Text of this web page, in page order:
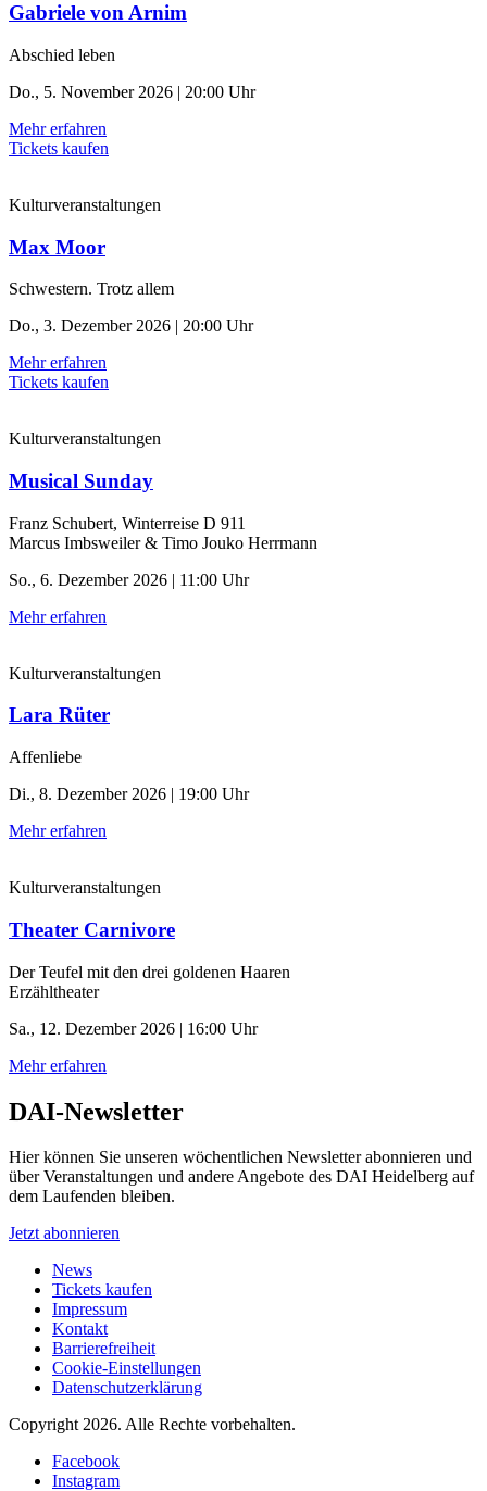
Gabriele von Arnim
Abschied leben
Do., 5. November 2026 | 20:00 Uhr
Mehr erfahren
Tickets kaufen
Kulturveranstaltungen
Max Moor
Schwestern. Trotz allem
Do., 3. Dezember 2026 | 20:00 Uhr
Mehr erfahren
Tickets kaufen
Kulturveranstaltungen
Musical Sunday
Franz Schubert, Winterreise D 911
Marcus Imbsweiler & Timo Jouko Herrmann
So., 6. Dezember 2026 | 11:00 Uhr
Mehr erfahren
Kulturveranstaltungen
Lara Rüter
Affenliebe
Di., 8. Dezember 2026 | 19:00 Uhr
Mehr erfahren
Kulturveranstaltungen
Theater Carnivore
Der Teufel mit den drei goldenen Haaren
Erzähltheater
Sa., 12. Dezember 2026 | 16:00 Uhr
Mehr erfahren
DAI-Newsletter
Hier können Sie unseren wöchentlichen Newsletter abonnieren und
über Veranstaltungen und andere Angebote des DAI Heidelberg auf
dem Laufenden bleiben.
Jetzt abonnieren
News
Tickets kaufen
Impressum
Kontakt
Barrierefreiheit
Cookie-Einstellungen
Datenschutzerklärung
Copyright 2026. Alle Rechte vorbehalten.
Facebook
Instagram